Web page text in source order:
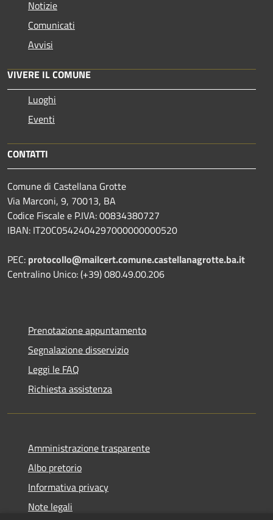
Notizie
Comunicati
Avvisi
VIVERE IL COMUNE
Luoghi
Eventi
CONTATTI
Comune di Castellana Grotte
Via Marconi, 9, 70013, BA
Codice Fiscale e P.IVA: 00834380727
IBAN: IT20C0542404297000000000520
PEC: protocollo@mailcert.comune.castellanagrotte.ba.it
Centralino Unico: (+39) 080.49.00.206
Prenotazione appuntamento
Segnalazione disservizio
Leggi le FAQ
Richiesta assistenza
Amministrazione trasparente
Albo pretorio
Informativa privacy
Note legali